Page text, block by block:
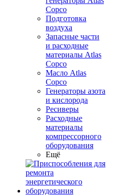
Copco
Подготовка
воздуха
Запасные части
и расходные
материалы Atlas
Copco
Масло Atlas
Copco
Генераторы азота
и кислорода
Ресиверы
Расходные
материалы
компрессорного
оборудования
Ещё